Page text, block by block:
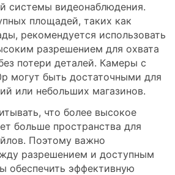
системы видеонаблюдения.
площадей, таких как
рекомендуется использовать
разрешением для охвата
потери деталей. Камеры с
могут быть достаточными для
или небольших магазинов.
что более высокое
больше пространства для
Поэтому важно
разрешением и доступным
обеспечить эффективную